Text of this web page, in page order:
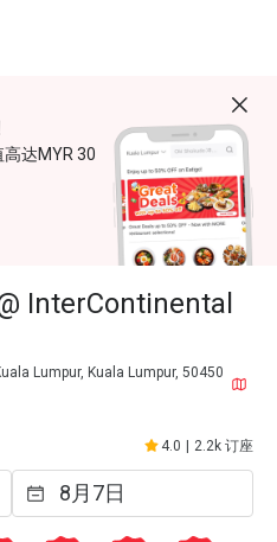
达MYR 30
InterContinental
Lumpur, Kuala Lumpur, 50450
4.0 2.2k 订座